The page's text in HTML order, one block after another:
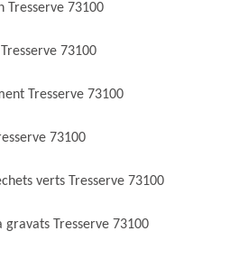
Tresserve 73100
73100
Tresserve 73100
73100
verts Tresserve 73100
gravats Tresserve 73100